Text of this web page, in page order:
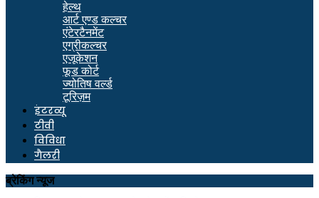
हेल्थ
आर्ट एण्ड कल्चर
एंटेरटैनमेंट
एग्रीकल्चर
एजूकेशन
फूड कोर्ट
ज्योतिष वर्ल्ड
टूरिज़म
इंटरव्यू
टीवी
विविधा
गैलरी
ब्रेकिंग न्यूज